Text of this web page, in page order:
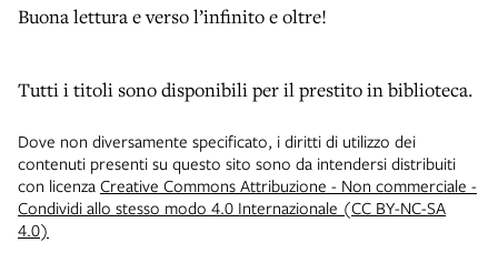
Buona lettura e verso l’infinito e oltre!
Tutti i titoli sono disponibili per il prestito in biblioteca.
Dove non diversamente specificato, i diritti di utilizzo dei
contenuti presenti su questo sito sono da intendersi distribuiti
con licenza Creative Commons Attribuzione - Non commerciale -
Condividi allo stesso modo 4.0 Internazionale (CC BY-NC-SA
4.0)